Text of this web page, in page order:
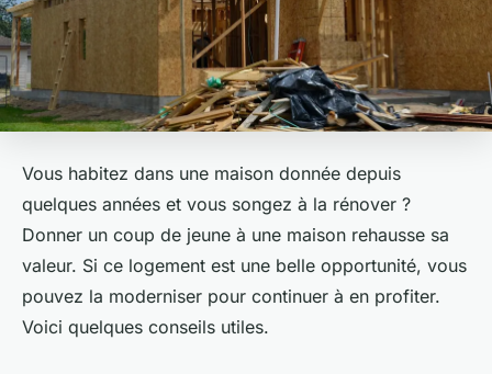
Vous habitez dans une maison donnée depuis
quelques années et vous songez à la rénover ?
Donner un coup de jeune à une maison rehausse sa
valeur. Si ce logement est une belle opportunité, vous
pouvez la moderniser pour continuer à en profiter.
Voici quelques conseils utiles.